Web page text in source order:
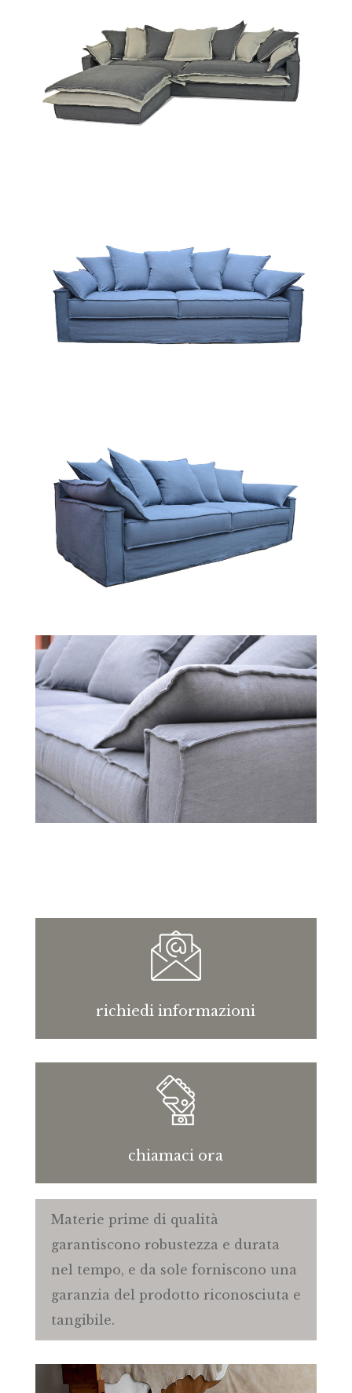
richiedi informazioni
chiamaci ora
Materie prime di qualità
garantiscono robustezza e durata
nel tempo, e da sole forniscono una
garanzia del prodotto riconosciuta e
tangibile.